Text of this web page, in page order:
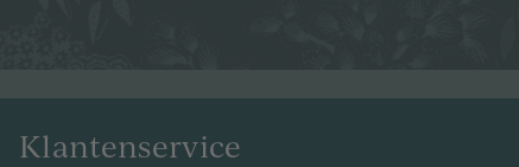
Klantenservice